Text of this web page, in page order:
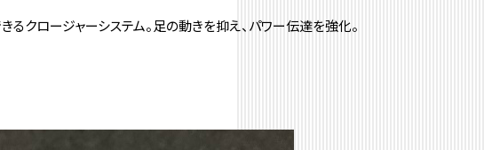
クロージャーシステム。足の動きを抑え、パワー伝達を強化。